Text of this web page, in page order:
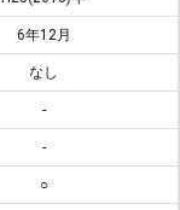
6年12月
なし
-
-
○